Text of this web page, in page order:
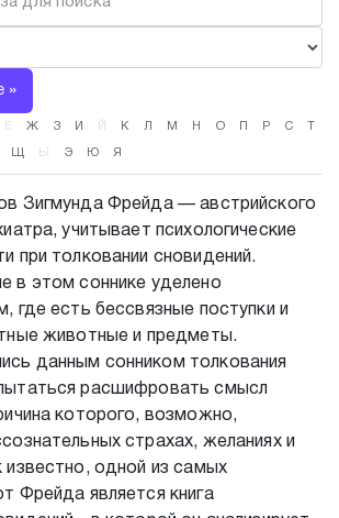
»
Ё Ж З И Й К Л М Н О Р С
Щ Ы Э Ю Я
Зигмунда Фрейда — австрийского
учитывает психологические
при толковании сновидений.
в этом соннике уделено
где есть бессвязные поступки и
животные и предметы.
данным сонником толкования
расшифровать смысл
которого, возможно,
страхах, желаниях и
известно, одной из самых
Фрейда является книга